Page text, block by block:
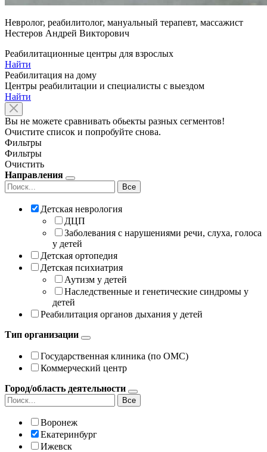
Невролог, реабилитолог, мануальный терапевт, массажист
Нестеров Андрей Викторович
Реабилитационные центры для взрослых
Найти
Реабилитация на дому
Центры реабилитации и специалисты с выездом
Найти
Вы не можете сравнивать обьекты разных сегментов!
Очистите список и попробуйте снова.
Фильтры
Фильтры
Очистить
Направления
Все
Детская неврология
ДЦП
Заболевания с нарушениями речи, слуха, голоса
у детей
Детская ортопедия
Детская психиатрия
Аутизм у детей
Наследственные и генетические синдромы у
детей
Реабилитация органов дыхания у детей
Тип организации
Государственная клиника (по ОМС)
Коммерческий центр
Город/область деятельности
Все
Воронеж
Екатеринбург
Ижевск